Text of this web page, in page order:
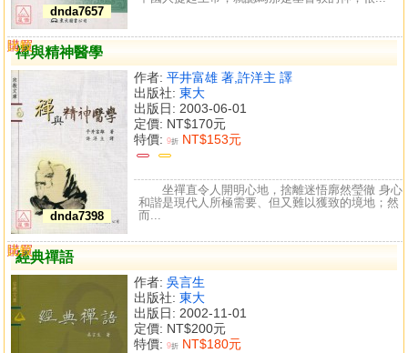
dnda7657
禪與精神醫學
dnda7398
作者: 平井富雄 著,許洋主 譯
出版社: 東大
出版日: 2003-06-01
定價: NT$170元
特價: 9折 NT$153元
購買
比較
坐禪直令人開明心地，捨離迷悟廓然瑩徹 身心
和諧是現代人所極需要、但又難以獲致的境地；然
而...
經典禪語
作者: 吳言生
出版社: 東大
出版日: 2002-11-01
定價: NT$200元
特價: 9折 NT$180元
購買
比較